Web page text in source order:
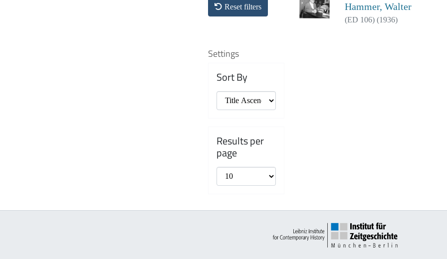
Reset filters
Settings
Sort By
Results per
page
Hammer, Walter
(ED 106) (1936)